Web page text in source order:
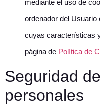
mediante el uso de
ordenador del Usuario
cuyas características
página de Política de
Seguridad
personales